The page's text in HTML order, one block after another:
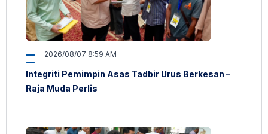
2026/08/07 8:59 AM
Integriti Pemimpin Asas Tadbir Urus Berkesan –
Raja Muda Perlis